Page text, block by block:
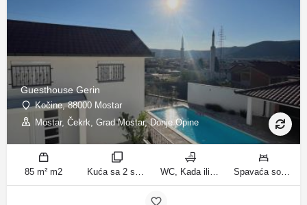
Guesthouse Gerin
Kočine, 88000 Mostar
Mostar, Čekrk, Grad Mostar, Donje Opine
85 m² m2